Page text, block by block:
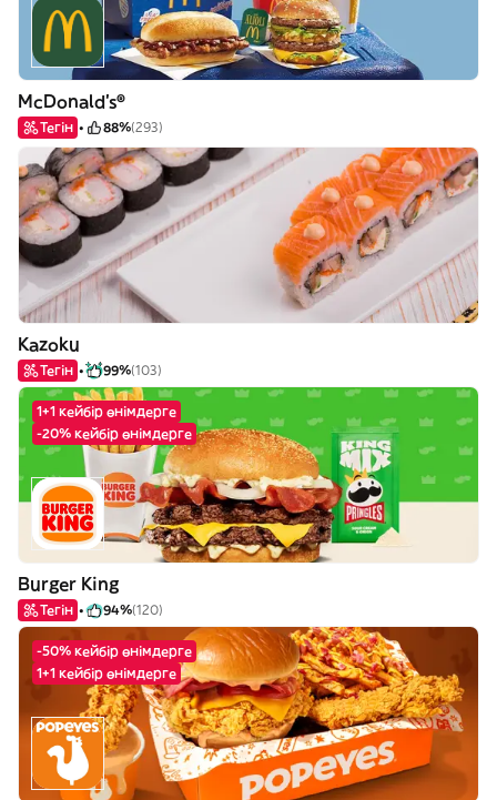
McDonald's®
Тегін 88%(293)
Kazoku
Тегін 99%(103)
1+1 кейбір өнімдерге
-20% кейбір өнімдерге
Burger King
Тегін 94%(120)
-50% кейбір өнімдерге
1+1 кейбір өнімдерге